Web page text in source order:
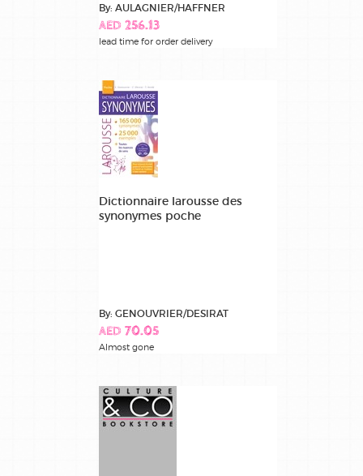
By: AULAGNIER/HAFFNER
AED 256.13
lead time for order delivery
Dictionnaire larousse des
synonymes poche
By: GENOUVRIER/DESIRAT
AED 70.05
Almost gone